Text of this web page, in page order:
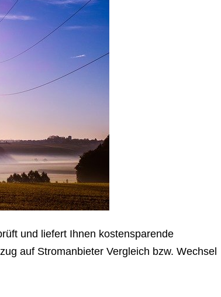
und liefert Ihnen kostensparende
auf Stromanbieter Vergleich bzw. Wechsel